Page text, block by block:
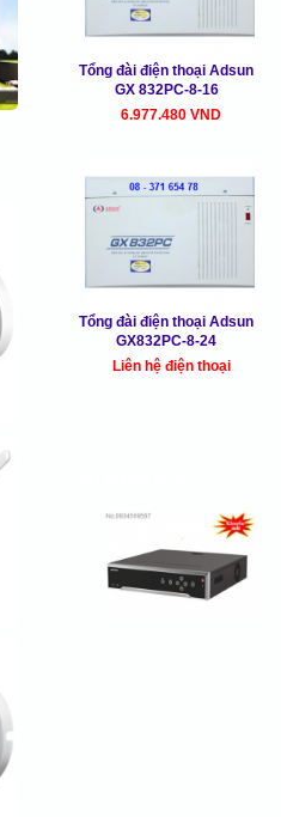
Tổng đài điện thoại Adsun
GX 832PC-8-16
6.977.480 VND
Tổng đài điện thoại Adsun
GX832PC-8-24
Liên hệ điện thoại